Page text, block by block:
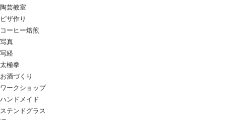
陶芸教室
ピザ作り
コーヒー焙煎
写真
写経
太極拳
お酒づくり
ワークショップ
ハンドメイド
ステンドグラス